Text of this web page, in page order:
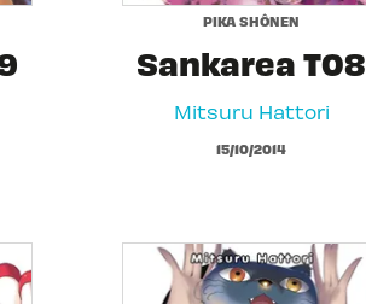
PIKA SHÔNEN
Sankarea T08
Mitsuru Hattori
15/10/2014